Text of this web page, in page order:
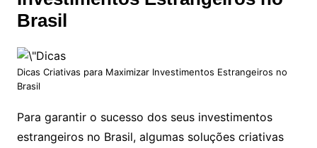
Brasil
Dicas Criativas para Maximizar Investimentos Estrangeiros no
Brasil
Para garantir o sucesso dos seus investimentos
estrangeiros no Brasil, algumas soluções criativas